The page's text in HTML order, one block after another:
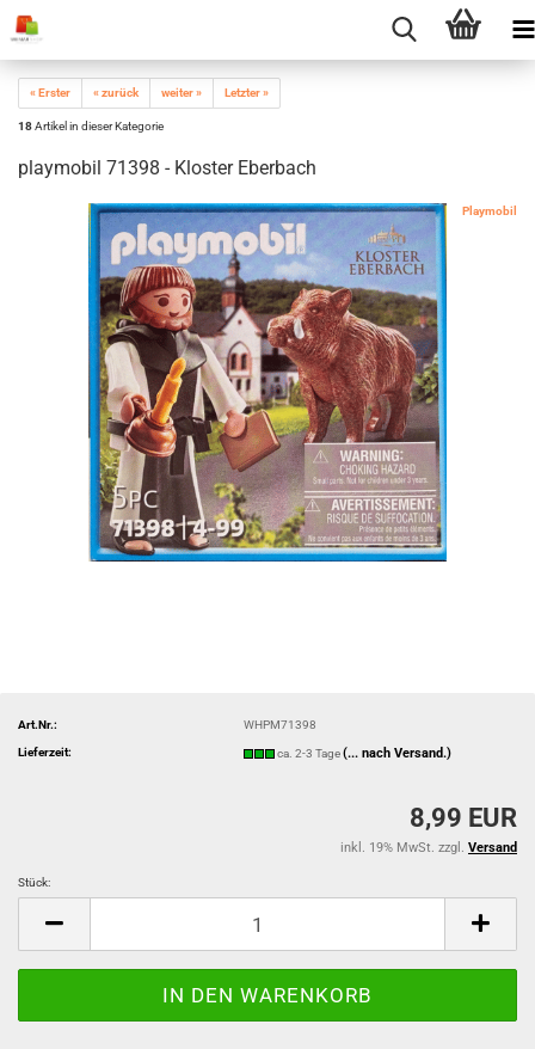
« Erster « zurück weiter » Letzter »
18Artikel in dieser Kategorie
playmobil 71398 - Kloster Eberbach
Playmobil
Art.Nr.: WHPM71398
Lieferzeit: ca. 2-3 Tage(... nach Versand.)
8,99 EUR
inkl. 19% MwSt. zzgl. Versand
Stück: